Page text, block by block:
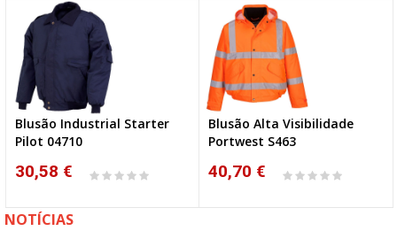
Blusão Industrial Starter
Pilot 04710
30,58 €
Blusão Alta Visibilidade
Portwest S463
40,70 €
NOTÍCIAS